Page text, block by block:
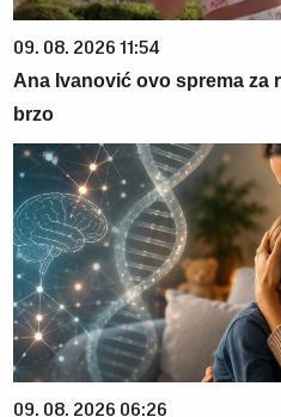
09. 08. 2026 11:54
Ana Ivanović ovo sprema za
brzo
09. 08. 2026 06:26